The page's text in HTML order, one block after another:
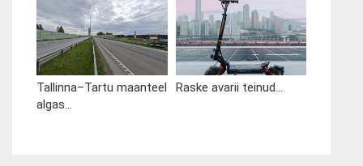
Tallinna–Tartu maanteel
algas...
Raske avarii teinud...